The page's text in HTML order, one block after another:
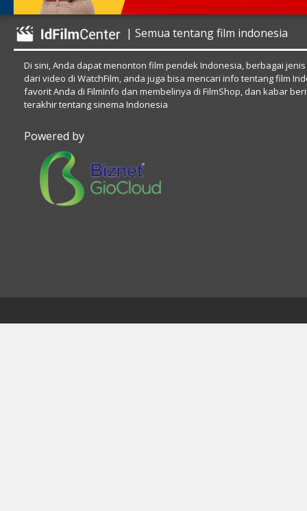
| Semua tentang film indonesia
Di sini, Anda dapat menonton film pendek Indonesia, berbagai
dari video di WatchFilm, anda juga bisa mencari info tentang film
favorit Anda di FilmInfo dan membelinya di FilmShop, dan kabar
terakhir tentang sinema Indonesia
Powered by